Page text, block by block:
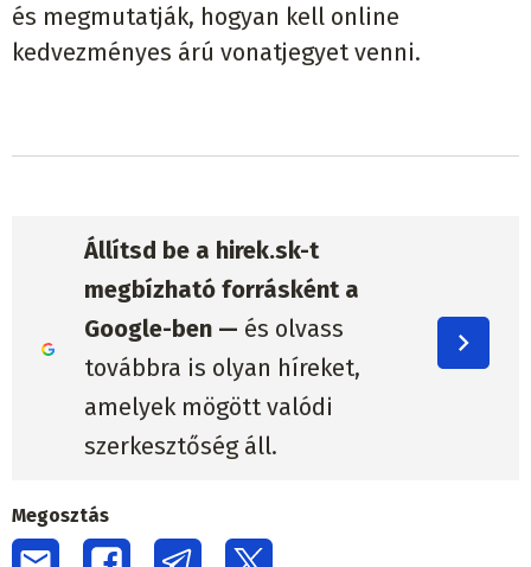
és megmutatják, hogyan kell online
kedvezményes árú vonatjegyet venni.
Állítsd be a hirek.sk-t
megbízható forrásként a
Google-ben — és olvass
továbbra is olyan híreket,
amelyek mögött valódi
szerkesztőség áll.
Megosztás